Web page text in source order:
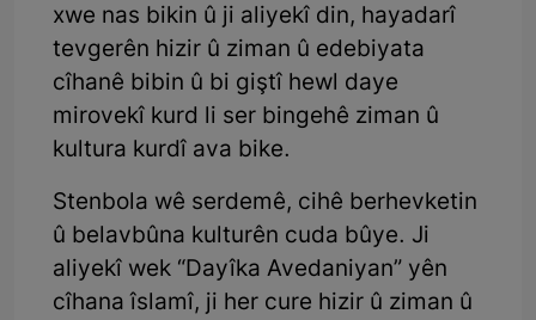
xwe nas bikin û ji aliyekî din, hayadarî
tevgerên hizir û ziman û edebiyata
cîhanê bibin û bi giştî hewl daye
mirovekî kurd li ser bingehê ziman û
kultura kurdî ava bike.
Stenbola wê serdemê, cihê berhevketin
û belavbûna kulturên cuda bûye. Ji
aliyekî wek “Dayîka Avedaniyan” yên
cîhana îslamî, ji her cure hizir û ziman û